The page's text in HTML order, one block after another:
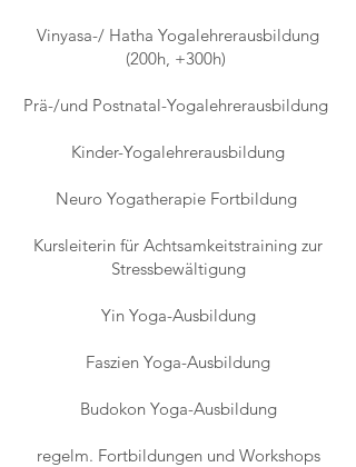
Vinyasa-/ Hatha Yogalehrerausbildung
(200h, +300h)
Prä-/und Postnatal-Yogalehrerausbildung
Kinder-Yogalehrerausbildung
Neuro Yogatherapie Fortbildung
Kursleiterin für Achtsamkeitstraining zur
Stressbewältigung
Yin Yoga-Ausbildung
Faszien Yoga-Ausbildung
Budokon Yoga-Ausbildung
regelm. Fortbildungen und Workshops